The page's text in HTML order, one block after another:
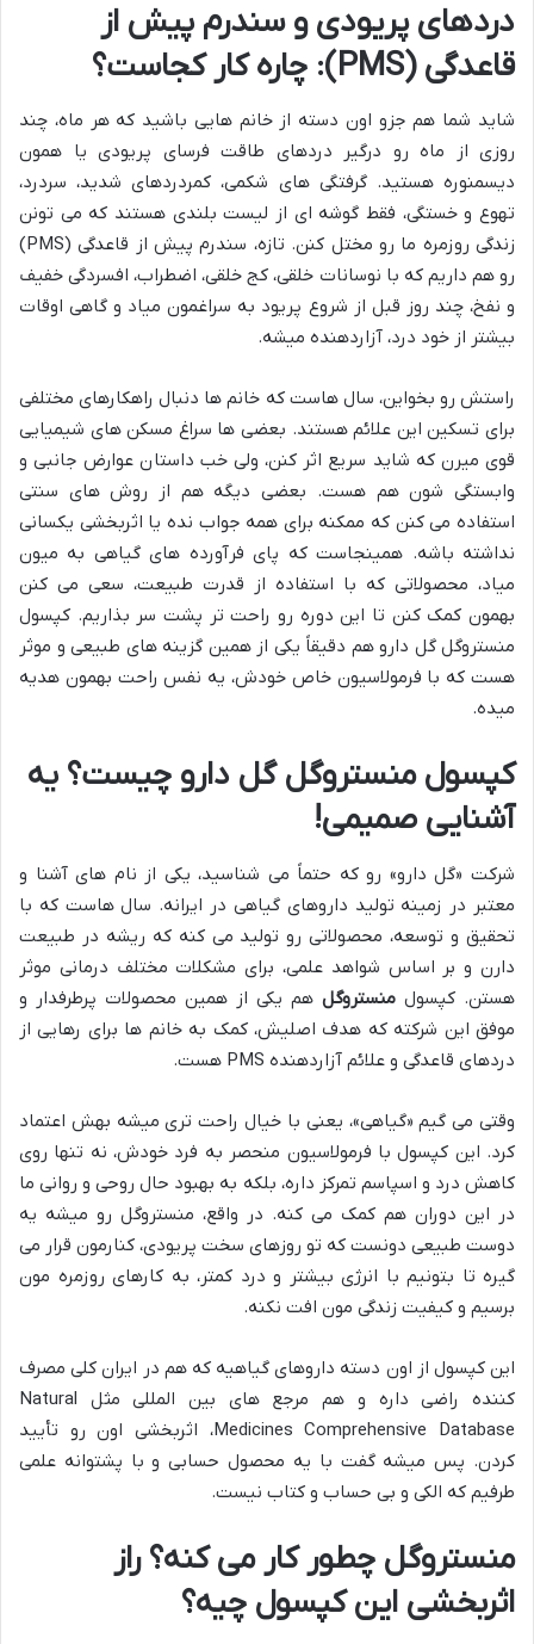
دردهای پریودی و سندرم پیش از
قاعدگی (PMS): چاره کار کجاست؟
شاید شما هم جزو اون دسته از خانم هایی باشید که هر ماه، چند
روزی از ماه رو درگیر دردهای طاقت فرسای پریودی یا همون
دیسمنوره هستید. گرفتگی های شکمی، کمردردهای شدید، سردرد،
تهوع و خستگی، فقط گوشه ای از لیست بلندی هستند که می تونن
زندگی روزمره ما رو مختل کنن. تازه، سندرم پیش از قاعدگی (PMS)
رو هم داریم که با نوسانات خلقی، کج خلقی، اضطراب، افسردگی خفیف
و نفخ، چند روز قبل از شروع پریود به سراغمون میاد و گاهی اوقات
بیشتر از خود درد، آزاردهنده میشه.
راستش رو بخواین، سال هاست که خانم ها دنبال راهکارهای مختلفی
برای تسکین این علائم هستند. بعضی ها سراغ مسکن های شیمیایی
قوی میرن که شاید سریع اثر کنن، ولی خب داستان عوارض جانبی و
وابستگی شون هم هست. بعضی دیگه هم از روش های سنتی
استفاده می کنن که ممکنه برای همه جواب نده یا اثربخشی یکسانی
نداشته باشه. همینجاست که پای فرآورده های گیاهی به میون
میاد، محصولاتی که با استفاده از قدرت طبیعت، سعی می کنن
بهمون کمک کنن تا این دوره رو راحت تر پشت سر بذاریم. کپسول
منستروگل گل دارو هم دقیقاً یکی از همین گزینه های طبیعی و موثر
هست که با فرمولاسیون خاص خودش، یه نفس راحت بهمون هدیه
میده.
کپسول منستروگل گل دارو چیست؟ یه
آشنایی صمیمی!
شرکت «گل دارو» رو که حتماً می شناسید، یکی از نام های آشنا و
معتبر در زمینه تولید داروهای گیاهی در ایرانه. سال هاست که با
تحقیق و توسعه، محصولاتی رو تولید می کنه که ریشه در طبیعت
دارن و بر اساس شواهد علمی، برای مشکلات مختلف درمانی موثر
هستن. کپسول منستروگل هم یکی از همین محصولات پرطرفدار و
موفق این شرکته که هدف اصلیش، کمک به خانم ها برای رهایی از
دردهای قاعدگی و علائم آزاردهنده PMS هست.
وقتی می گیم «گیاهی»، یعنی با خیال راحت تری میشه بهش اعتماد
کرد. این کپسول با فرمولاسیون منحصر به فرد خودش، نه تنها روی
کاهش درد و اسپاسم تمرکز داره، بلکه به بهبود حال روحی و روانی ما
در این دوران هم کمک می کنه. در واقع، منستروگل رو میشه یه
دوست طبیعی دونست که تو روزهای سخت پریودی، کنارمون قرار می
گیره تا بتونیم با انرژی بیشتر و درد کمتر، به کارهای روزمره مون
برسیم و کیفیت زندگی مون افت نکنه.
این کپسول از اون دسته داروهای گیاهیه که هم در ایران کلی مصرف
کننده راضی داره و هم مرجع های بین المللی مثل Natural
Medicines Comprehensive Database، اثربخشی اون رو تأیید
کردن. پس میشه گفت با یه محصول حسابی و با پشتوانه علمی
طرفیم که الکی و بی حساب و کتاب نیست.
منستروگل چطور کار می کنه؟ راز
اثربخشی این کپسول چیه؟